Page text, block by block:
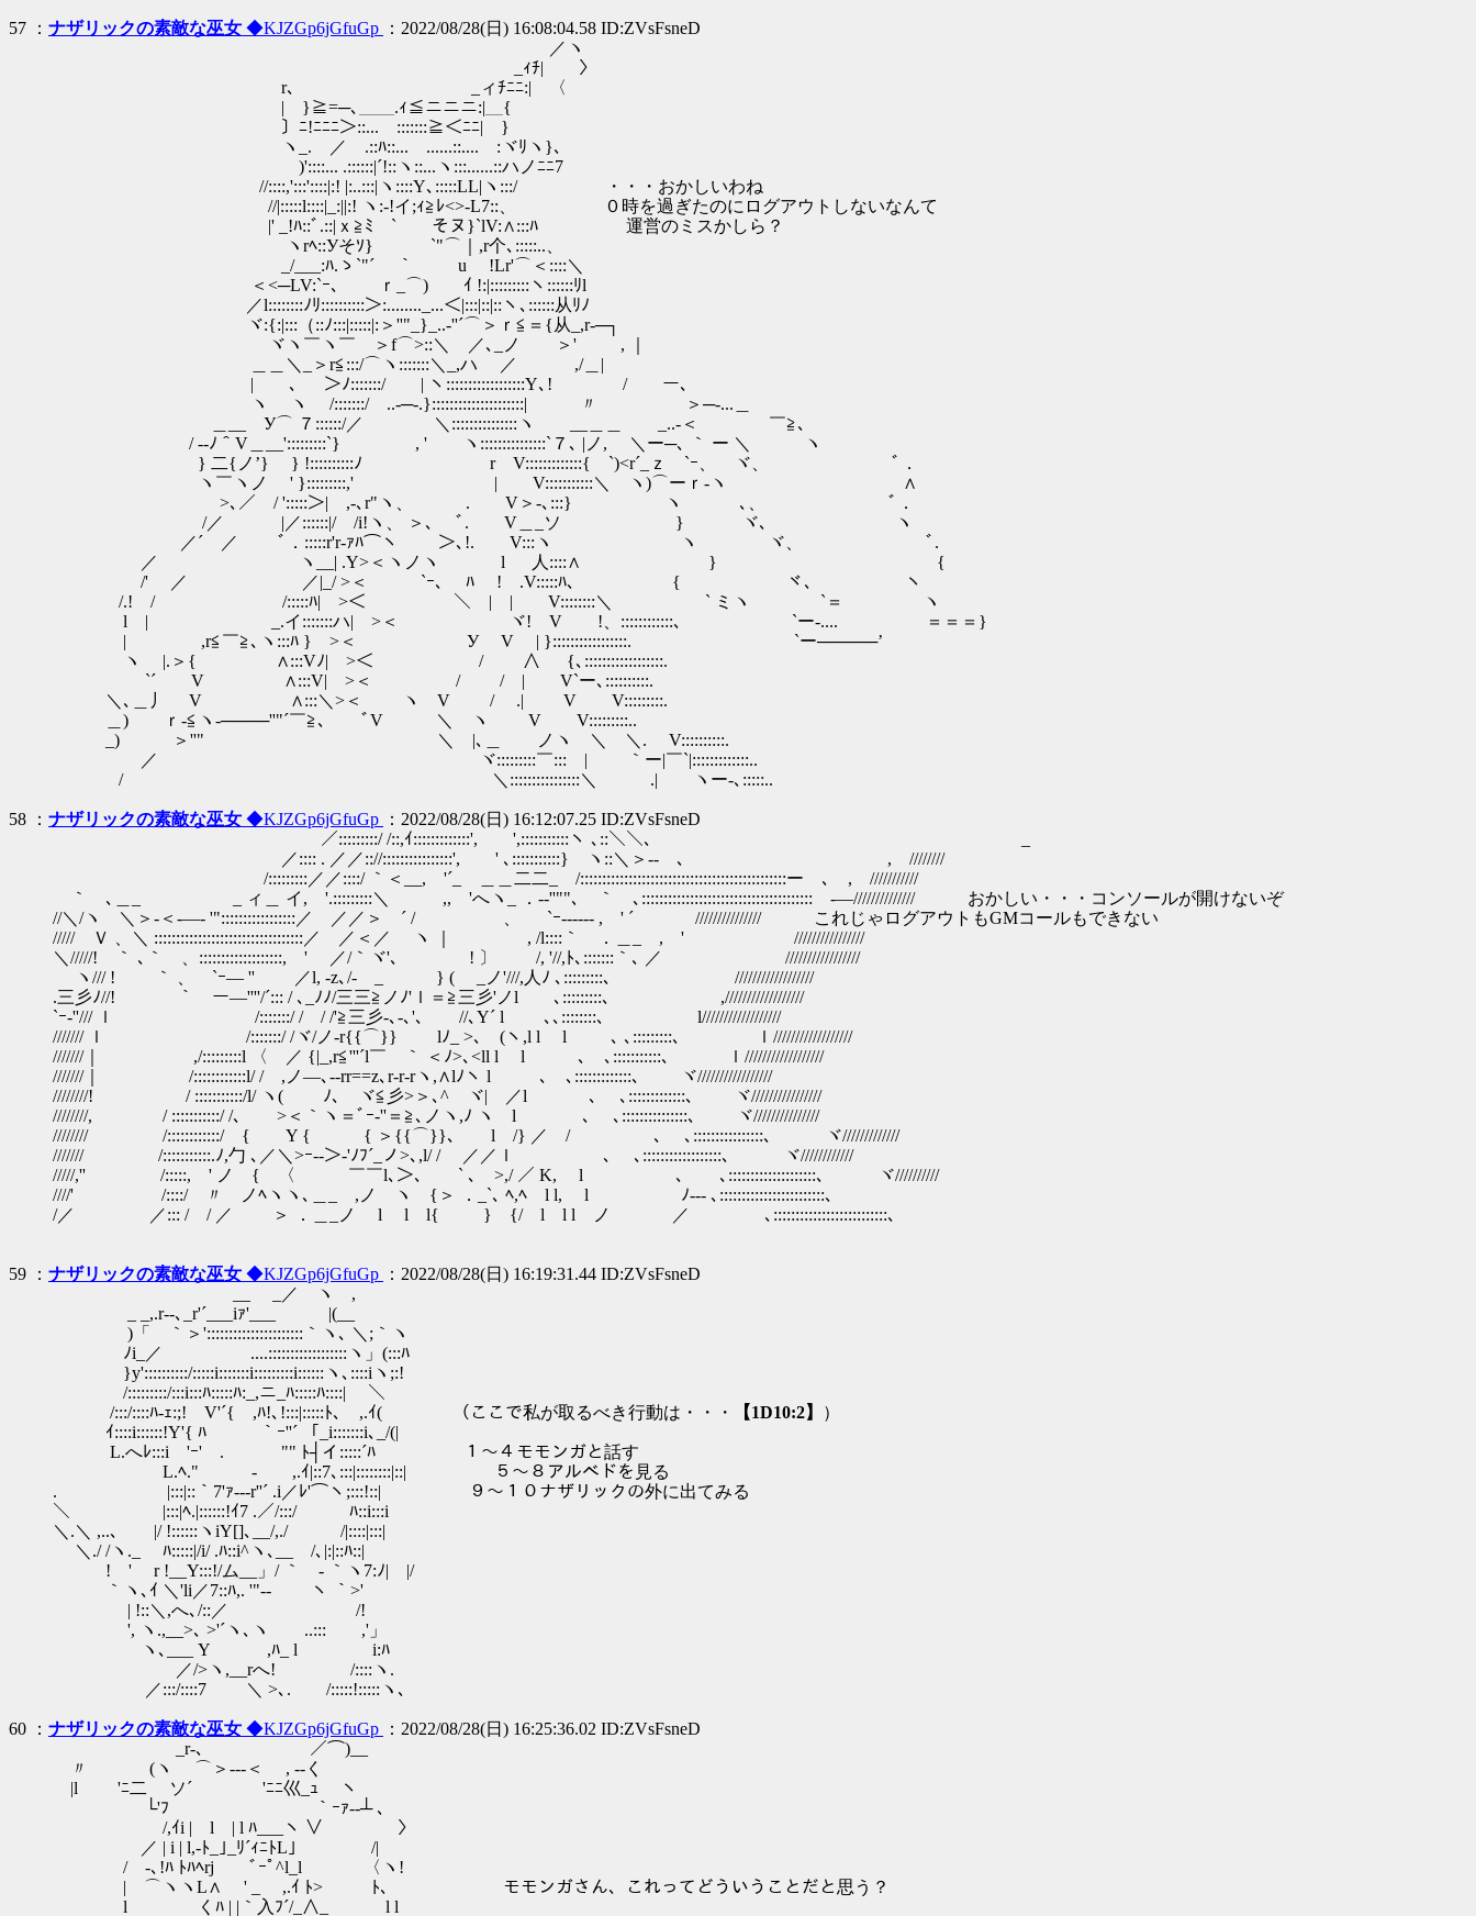
57 ： ナザリックの素敵な巫女 ◆KJZGp6jGfuGp
：2022/08/28(日) 16:08:04.58 ID:ZVsFsneD
／ヽ
_ｨﾁ| 〉
r､ _ィﾁﾆﾆ:| 〈
| }≧=─､＿＿.ｨ≦ニニニ:|＿{
〕ﾆ!ﾆﾆﾆ＞::...￣:::::::≧＜ﾆﾆ| }
ヽ_.ゝ／ .::ﾊ::... ......::.... :ヾﾘヽ}､
)'::::... .::::::|´!::ヽ::...ヽ:::......::ハノﾆﾆ7
//::::,':::'::::|:! |:..:::|ヽ::::Y､:::::LL|ヽ:::/ ・・・おかしいわね
//|:::::l::::|_:||:! ヽ:-!イ;ｨ≧ﾚ<>‐L7::、 ０時を過ぎたのにログアウトしないなんて
|' _!ﾊ::ﾞ.::|ｘ≧ﾐ ` そヌ}`lV:∧:::ﾊ 運営のミスかしら？
ヽrﾍ::Уそｿ} `"⌒｜,r个､:::::..、
_/___:ﾊ.ゝ`"´ ｀ u !Lr'⌒＜::::＼
＜<─LV:`ｰ､ ｒ_⌒) ｲ !:|:::::::::ヽ::::::ﾘl
／l::::::::ﾉﾘ::::::::::＞:........_...＜|:::|::|::ヽ､::::::从ﾘﾉ
ヾ:{:|:::（::ﾉ:::|:::::|:＞''"_}_..-''´⌒＞ｒ≦＝{从_,r‐─┐
ヾヽ￣ヽ￣ ＞f⌒>::＼ ／､_ノ ＞' , ｜
＿＿＼_＞r≦:::/⌒ヽ:::::::＼_,ハ ／ ,/＿|
| 、 ＞ﾉ:::::::/ | ヽ::::::::::::::::::Y､! / ￣ー､
ヽ ヽ /:::::::/ ..-─-.}:::::::::::::::::::::| 〃 ＞─-...＿
＿__ У⌒ ７::::::/／ ＼:::::::::::::::ヽ __＿＿ _..-＜ ￣≧､
/ --ﾉ＾V＿__':::::::::`} , ' ヽ:::::::::::::::`７､ |ノ, ＼ー─､ ｀ ー ＼ ヽ
} 二{ノ’} } !::::::::::ﾉ r V:::::::::::::{ `)<r´_ｚ `ｰ、 ヾ、 ﾞ．
ヽ￣ヽノ ' }:::::::::,' | V:::::::::::＼ ヽ)⌒ーｒ-ヽ ∧
>､／ / ':::::＞| ,-､r"ヽ、 . V＞-､:::} ヽ ､、 ﾞ．
/／ |／::::::|/ /i!ヽ、 ＞､ ﾞ. V＿_ソ } ヾ､ ヽ
／´ ／ ﾞ．:::::r'r‐ｧﾊ⌒ヽ ＞､!. V:::ヽ ヽ ヾ、 ﾞ.
／ ヽ__| .Y>＜ヽノヽ l 人::::∧ } {
/' ／ ／|_/ >＜ `ｰ､ ﾊ ! .V:::::ﾊ、 { ヾ､ ヽ
/.! / /:::::ﾊ| >＜ ＼ | | V::::::::＼ ` ミヽ `＝ ヽ
l | _.イ:::::::ハ| >＜ ヾ! V !、::::::::::::､ `ー-.... ＝＝＝}
| ,r≦￣≧､ヽ:::ﾊ } >＜ У V | }:::::::::::::::::. `ー─────’
ヽ |.＞{ ∧:::Vﾉ| >＜ / ∧ {､::::::::::::::::::.
`´ V ∧:::V| >＜ / / | V`ー､::::::::::.
＼､＿丿 V ∧:::＼>＜ ヽ V / .| V V:::::::::.
＿) ｒ‐≦ヽ-────''"´￣≧､ ﾞV ＼ ヽ V V:::::::::..
_) ＞''" ＼ |､＿ ノヽ ＼ ＼. V::::::::::.
／ ヾ:::::::::￣::: | ｀ー|￣`|:::::::::::::..
/ ＼::::::::::::::::＼ .| ヽー‐､:::::..
58 ： ナザリックの素敵な巫女 ◆KJZGp6jGfuGp
：2022/08/28(日) 16:12:07.25 ID:ZVsFsneD
／:::::::::/ /::,ｲ:::::::::::::', ',:::::::::::ヽ ､::＼＼､ _
／:::: . ／／:://::::::::::::::::', ' ､:::::::::::} ヽ::＼＞-- ､ , ////////
/:::::::::／／::::/ ｀＜__, '´_ ＿＿二二_ /:::::::::::::::::::::::::::::::::::::::::::::::ー ､ , ///////////
｀ ､＿_ _ ィ＿ イ, '.:::::::::＼ ,, 'へヽ_ ．-‐''""､ ｀ ､::::::::::::::::::::::::::::::::::::::: -―////////////// おかしい・・・コンソールが開けないぞ
//＼/ヽ ＼＞-＜‐―‐ '":::::::::::::::::／ ／／＞ ´ / 、 `ｰ------ , ' ´ /////////////// これじゃログアウトもGMコールもできない
///// Ｖ 、＼ ::::::::::::::::::::::::::::::::::／ ／＜／ ヽ ｜ , /l::::｀ ．＿_ , ' ////////////////
＼/////! ｀ ､｀ 、:::::::::::::::::::, ' ／/｀ヾ'､ ! 〕 /, '//,ﾄ､:::::::｀､ ／ /////////////////
ヽ/// ! ｀ 、 `ｰ― '' ／l, ‐z､/- _ } ( _ノ'///,人ﾉ ､:::::::::､ //////////////////
.三彡ﾉ//! ｀ ー―''''/´::: / ､_ﾉﾉ/三三≧ノﾉ'ｌ＝≧三彡'ノl ､:::::::::､ ,//////////////////
`ｰ‐''/// ｌ /:::::::/ / / /'≧三彡-､-､'､ //､Y´ l ､､::::::::､ l//////////////////
/////// ｌ /:::::::/ /ヾ/ノ-r{{⌒}} lﾉ_ >､ (ヽ,l l l ､ ､:::::::::､ ｌ//////////////////
///////｜ ,/:::::::::l 〈 ／ {|_,r≦'''´l￣ ｀ ＜ﾉ>､<ll l l ､ ､:::::::::::､ ｌ//////////////////
///////｜ /::::::::::::l/ / ,ノ―､--rr==z､r‐r‐rヽ,∧lﾉヽ l ､ ､:::::::::::::､ ヾ/////////////////
////////! / :::::::::::/l/ ヽ( ﾉ､ ヾ≦彡>＞､^ ヾ| ／l ､ ､:::::::::::::､ ヾ////////////////
////////, / :::::::::::/ /､ >＜｀ヽ＝ﾞｰ‐''＝≧､ノヽ,ﾉ ヽ l ､ ､:::::::::::::::､ ヾ///////////////
//////// /::::::::::::/ { Y { { ＞{{⌒}}､ l /} ／ / ､ ､::::::::::::::::､ ヾ/////////////
/////// /:::::::::::.ﾉ,勹 ､／＼>ｰ--＞-'ﾉﾌ´_ノ>､,l/ / ／／ｌ ､ ､::::::::::::::::::､ ヾ////////////
/////,'' /:::::, ' ノ { 〈 ￣￣l､＞､ ` ､ >,/ ／ K, l ､ ､::::::::::::::::::::､ ヾ//////////
////' /::::/ 〃 ノﾍヽヽ､＿_ ,ノ ヽ {＞ ．_`､ ﾍ,ﾍ l l, l ﾉ--- ､::::::::::::::::::::::::､
/／ ／::: / / ／ ＞ ．＿_ノ l l l{ } {/ l l l ノ ／ ､::::::::::::::::::::::::::､
59 ： ナザリックの素敵な巫女 ◆KJZGp6jGfuGp
：2022/08/28(日) 16:19:31.44 ID:ZVsFsneD
__ _／ ヽゝ,
_ _,.r--､_r'´___iｧ'___ |(__
)「 ｀＞'::::::::::::::::::::::｀ヽ､ ＼;｀ヽ
ﾉi_／ ....::::::::::::::::::ヽ」(:::ﾊ
}y'::::::::::/:::::i:::::::i:::::::::i::::::ヽ､::::iヽ;:!
/:::::::::/:::i:::ﾊ:::::ﾊ:_,ニ_ﾊ:::::ﾊ::::| ＼
/:::/::::ﾊ-ｪ:;! V'´{ ,ﾊ!､!:::|:::::ﾄ､ ,.ｲ( （ここで私が取るべき行動は・・・
【1D10:2】
）
ｲ::::i::::::!Y'{ ﾊ ｀ｰ''´ 「_i:::::::i､_/(|
L.へﾚ:::i 'ｰ' . "" ﾄ┤イ:::::´ﾊ １～４モモンガと話す
L.ﾍ." - ,.ｲ|::7､:::|::::::::|::| ５～８アルべドを見る
. |:::|::｀7'ｧ‐--r''´ .i／ﾚ'⌒ヽ;:::!::| ９～１０ナザリックの外に出てみる
＼ |:::|ﾍ.|::::::!ｲ7 .／/:::/ ﾊ::i:::i
＼.＼ ,..､ |/ !::::::ヽiY[]､__/,./ /|::::|:::|
＼./ /ヽ._ ﾊ:::::|/i/ .ﾊ::i^ヽ､__ /､|:|::ﾊ::|
! ' r !__Y:::!/ム__」/ ｀ - ｀ヽ7:ﾉ| |/
｀ヽ､ｲ ＼'li／7::ﾊ,. '"-‐ ヽ ｀>'
| !::＼,へ､/::／ /!
', ヽ.,__>､ >'´ヽ､ヽ ..::: ,'」
ヽ､___ Y ,ﾊ_ l i:ﾊ
／/>ヽ,__rへ! /::::ヽ.
／:::/::::7 ＼ >､. /:::::!:::::ヽ､
60 ： ナザリックの素敵な巫女 ◆KJZGp6jGfuGp
：2022/08/28(日) 16:25:36.02 ID:ZVsFsneD
_r‐､ ／⌒)__
〃 (ヽ ⌒＞‐‐‐＜ , ‐-く
|l 'ﾆ二ゝ ソ´ 'ﾆﾆ巛_ｭ ヽ
└'ﾌ ｀ｰｧ‐‐┴ 、
/,ｲi | l | l ﾊ___ヽ ∨ 〉
／ | i | l,‐ﾄ_｣_ﾘ´ｨﾆﾄL｣ /|
/ -､!ﾊ ﾄﾊﾍrj ﾞｰﾟ^l_l 〈ヽ!
| ⌒ヽヽL∧ ' _ ,.ｲ ﾄ> ﾄ、 モモンガさん、これってどういうことだと思う？
l くﾊ | |｀入ﾌ´/_∧_ l l